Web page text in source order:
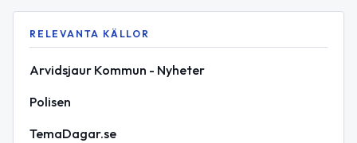
RELEVANTA KÄLLOR
Arvidsjaur Kommun - Nyheter
Polisen
TemaDagar.se